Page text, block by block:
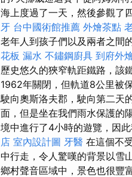
海上度過了一天，然後參觀了
牙 台中國術館推薦 外燴茶點
老年人到孩子們以及兩者之間
花板 漏水 不鏽鋼廚具 到府外
歷史悠久的狹窄軌距鐵路，該
1962年關閉，但軌道8公里被
駛向奧斯洛夫郡，駛向第二天
面，但是坐在我們雨水保護的
境中進行了4小時的遊覽，因
店 室內設計圖 牙醫 在這個不
中行走，令人驚嘆的背景以雪
鄉村聲音區域中，景色也很豐